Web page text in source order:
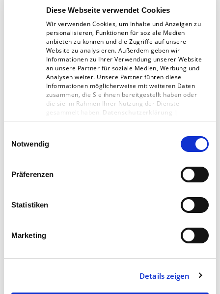
Diese Webseite verwendet Cookies
Wir verwenden Cookies, um Inhalte und Anzeigen zu
personalisieren, Funktionen für soziale Medien
anbieten zu können und die Zugriffe auf unsere
Website zu analysieren. Außerdem geben wir
Informationen zu Ihrer Verwendung unserer Website
an unsere Partner für soziale Medien, Werbung und
Analysen weiter. Unsere Partner führen diese
Informationen möglicherweise mit weiteren Daten
zusammen, die Sie ihnen bereitgestellt haben oder
die sie im Rahmen Ihrer Nutzung der Dienste
gesammelt haben. Datenschutzerklärung
Impressum
Notwendig
Präferenzen
Statistiken
Marketing
Details zeigen
Ansprechpartner zu warten.
Grossisten – gebündeltes Know-How
Hans Schmetter: „Wir haben gute Kontakte zu
den Grossisten, die in uns einen perfekten
Dienstleister sehen, da wir für Verlage in
Geldern KNOW HOW bündeln. Die Grossisten
positive Effekte auf die Kostenkalkulation, weil
vorkommissionieren.“ Der Zeitschriftenvertrieb
eine Tankstelle, je nachdem wie tief verbreitet
aufgebaut sein. Ein Beispiel: Wenn eine
Vollballen gebildet werden, dann werden diese